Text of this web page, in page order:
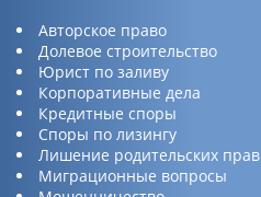
Авторское право
Долевое строительство
Юрист по заливу
Корпоративные дела
Кредитные споры
Споры по лизингу
Лишение родительских прав
Миграционные вопросы